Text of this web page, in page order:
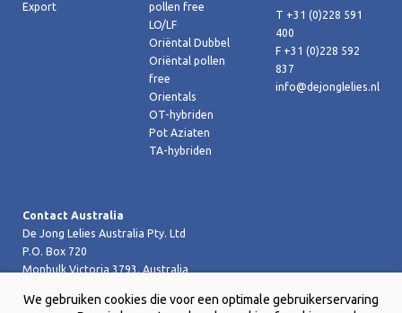
Export
pollen free
LO/LF
Oriëntal Dubbel
Oriëntal pollen
free
Orientals
OT-hybriden
Pot Aziaten
TA-hybriden
T +31 (0)228 591
400
F +31 (0)228 592
837
info@dejonglelies.nl
Contact Australia
De Jong Lelies Australia Pty. Ltd
P.O. Box 720
Monbulk Victoria 3793, Australia
T +61 (0)359 619 188
We gebruiken cookies die voor een optimale gebruikerservaring